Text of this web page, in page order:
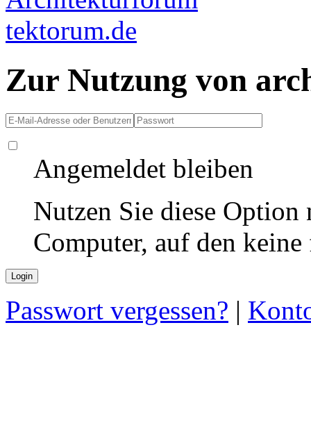
Zur Nutzung von
Angemeldet bleiben
Nutzen Sie diese
Computer, auf den
Passwort vergessen? |